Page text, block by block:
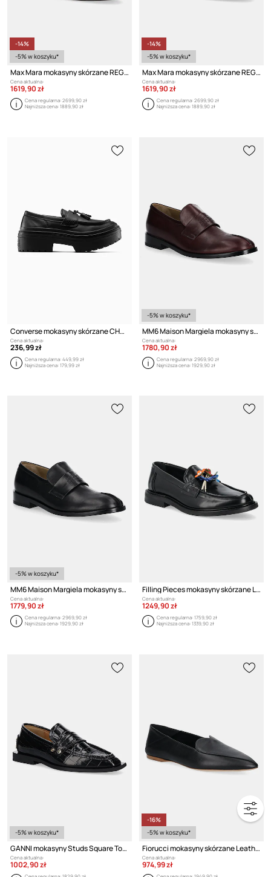
-14%
-5% w koszyku*
Max Mara mokasyny skórzane REGENTMOC
Cena aktualna:
1619,90 zł
Cena regularna:2699,90 zł
Najniższa cena:1889,90 zł
-14%
-5% w koszyku*
Max Mara mokasyny skórzane REGENTMOC
Cena aktualna:
1619,90 zł
Cena regularna:2699,90 zł
Najniższa cena:1889,90 zł
Converse mokasyny skórzane CHUCK TAYLOR ALL STAR LUGGED HEEL LOAFER
Cena aktualna:
236,99 zł
Cena regularna:449,99 zł
Najniższa cena:179,99 zł
-5% w koszyku*
MM6 Maison Margiela mokasyny skórzane
Cena aktualna:
1780,90 zł
Cena regularna:2969,90 zł
Najniższa cena:1929,90 zł
-5% w koszyku*
MM6 Maison Margiela mokasyny skórzane
Cena aktualna:
1779,90 zł
Cena regularna:2969,90 zł
Najniższa cena:1929,90 zł
Filling Pieces mokasyny skórzane Loafer Bouquet
Cena aktualna:
1249,90 zł
Cena regularna:1759,90 zł
Najniższa cena:1339,90 zł
-5% w koszyku*
GANNI mokasyny Studs Square Toe Loafer Shiny Croco
Cena aktualna:
1002,90 zł
-16%
-5% w koszyku*
Fiorucci mokasyny skórzane Leather Heart Loafers
Cena aktualna:
974,99 zł